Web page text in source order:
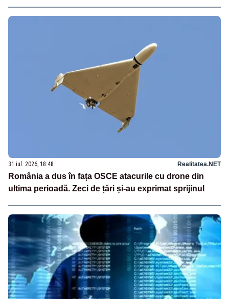
31 iul. 2026, 18:48 Realitatea.NET
România a dus în fața OSCE atacurile cu drone din
ultima perioadă. Zeci de țări și-au exprimat sprijinul